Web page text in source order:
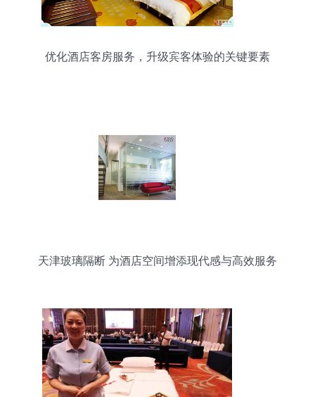
优化酒店客房服务，升级宾客体验的关键要素
天津玻璃隔断 为酒店空间增添现代感与高效服务